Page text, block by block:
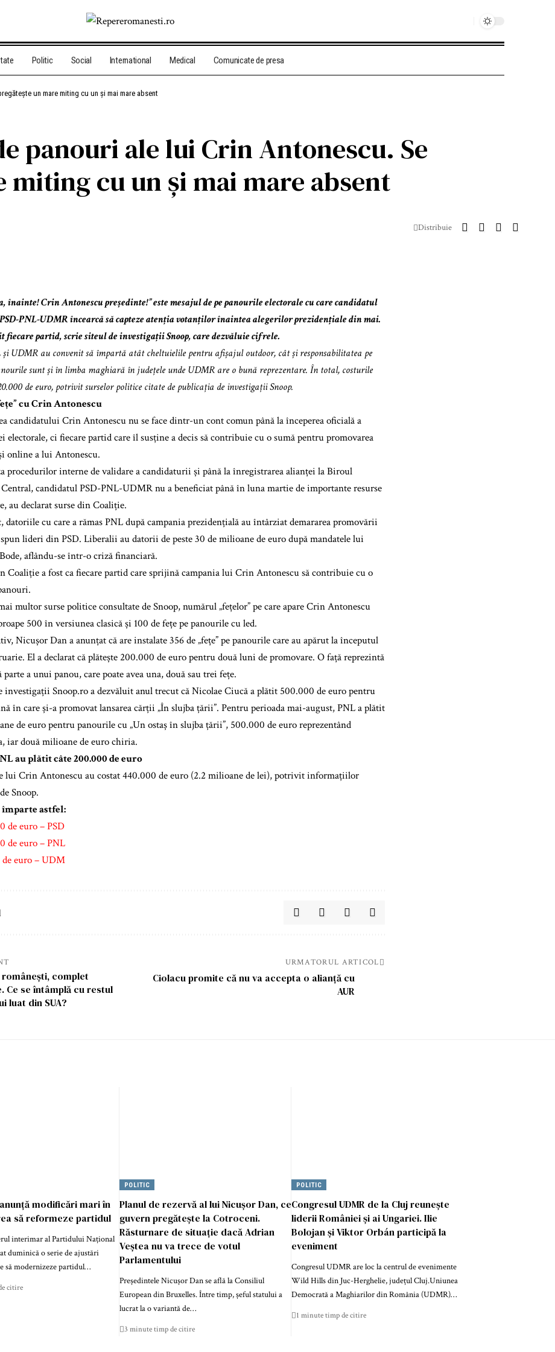
Politic Social International Medical Comunicate de presa
un mare miting cu un și mai mare absent
panouri ale lui Crin Antonescu. Se
miting cu un și mai mare absent
Distribuie
înainte! Crin Antonescu președinte!” este mesajul de pe panourile electorale cu care candidatul
PNL-UDMR încearcă să capteze atenția votanților înaintea alegerilor prezidențiale din mai.
fiecare partid, scrie siteul de investigații Snoop, care dezvăluie cifrele.
și UDMR au convenit să împartă atât cheltuielile pentru afișajul outdoor, cât și responsabilitatea pe
sunt și în limba maghiară în județele unde UDMR are o bună reprezentare. În total, costurile
de euro, potrivit surselor politice citate de publicația de investigații Snoop.
cu Crin Antonescu
candidatului Crin Antonescu nu se face dintr-un cont comun până la începerea oficială a
electorale, ci fiecare partid care îl susține a decis să contribuie cu o sumă pentru promovarea
online a lui Antonescu.
procedurilor interne de validare a candidaturii și până la înregistrarea alianței la Biroul
candidatul PSD-PNL-UDMR nu a beneficiat până în luna martie de importante resurse
au declarat surse din Coaliție.
datoriile cu care a rămas PNL după campania prezidențială au întârziat demararea promovării
lideri din PSD. Liberalii au datorii de peste 30 de milioane de euro după mandatele lui
aflându-se într-o criză financiară.
Coaliție a fost ca fiecare partid care sprijină campania lui Crin Antonescu să contribuie cu o
multor surse politice consultate de Snoop, numărul „fețelor” pe care apare Crin Antonescu
500 în versiunea clasică și 100 de fețe pe panourile cu led.
Nicușor Dan a anunțat că are instalate 356 de „fețe” pe panourile care au apărut la începutul
El a declarat că plătește 200.000 de euro pentru două luni de promovare. O față reprezintă
a unui panou, care poate avea una, două sau trei fețe.
investigații Snoop.ro a dezvăluit anul trecut că Nicolae Ciucă a plătit 500.000 de euro pentru
în care și-a promovat lansarea cărții „În slujba țării”. Pentru perioada mai-august, PNL a plătit
de euro pentru panourile cu „Un ostaș în slujba țării”, 500.000 de euro reprezentând
iar două milioane de euro chiria.
au plătit câte 200.000 de euro
lui Crin Antonescu au costat 440.000 de euro (2.2 milioane de lei), potrivit informațiilor
Snoop.
împarte astfel:
de euro – PSD
de euro – PNL
de euro – UDM
complet
Ce se întâmplă cu restul
luat din SUA?
URMATORUL ARTICOL
Ciolacu promite că nu va accepta o alianță cu
AUR
modificări mari în
să reformeze partidul
interimar al Partidului Național
duminică o serie de ajustări
să modernizeze partidul…
citire
POLITIC
Planul de rezervă al lui Nicușor Dan, ce
guvern pregătește la Cotroceni.
Răsturnare de situație dacă Adrian
Veștea nu va trece de votul
Parlamentului
Președintele Nicușor Dan se află la Consiliul
European din Bruxelles. Între timp, șeful statului a
lucrat la o variantă de…
3 minute timp de citire
POLITIC
Congresul UDMR de la Cluj reunește
liderii României și ai Ungariei. Ilie
Bolojan și Viktor Orbán participă la
eveniment
Congresul UDMR are loc la centrul de evenimente
Wild Hills din Juc-Herghelie, județul Cluj.Uniunea
Democrată a Maghiarilor din România (UDMR)…
1 minute timp de citire